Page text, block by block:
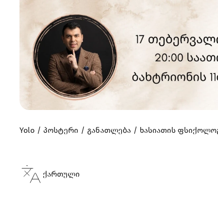
Yolo პოსტერი განათლება ხასიათის
ქართული